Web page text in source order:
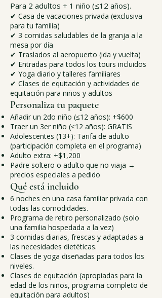
Para 2 adultos + 1 niño (≤12 años).
✔ Casa de vacaciones privada (exclusiva
para tu familia)
✔ 3 comidas saludables de la granja a la
mesa por día
✔ Traslados al aeropuerto (ida y vuelta)
✔ Entradas para todos los tours incluidos
✔ Yoga diario y talleres familiares
✔ Clases de equitación y actividades de
equitación para niños y adultos
Personaliza tu paquete
Añadir un 2do niño (≤12 años): +$600
Traer un 3er niño (≤12 años): GRATIS
Adolescentes (13+): Tarifa de adulto
(participación completa en el programa)
Adulto extra: +$1,200
Padre soltero o adulto que no viaja →
precios especiales a pedido
Qué está incluido
6 noches en una casa familiar privada con
todas las comodidades.
Programa de retiro personalizado (solo
una familia hospedada a la vez)
3 comidas diarias, frescas y adaptadas a
las necesidades dietéticas.
Clases de yoga diseñadas para todos los
niveles.
Clases de equitación (apropiadas para la
edad de los niños, programa completo de
equitación para adultos)